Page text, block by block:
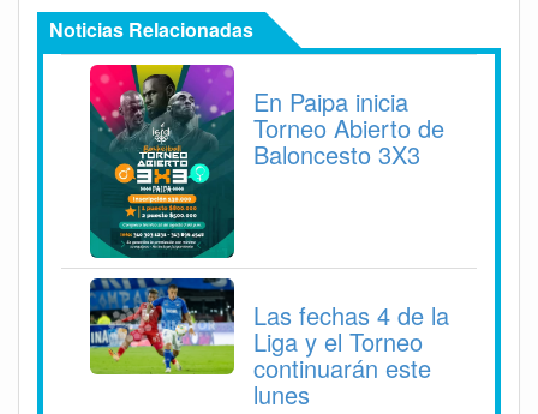
Noticias Relacionadas
En Paipa inicia
Torneo Abierto de
Baloncesto 3X3
Las fechas 4 de la
Liga y el Torneo
continuarán este
lunes